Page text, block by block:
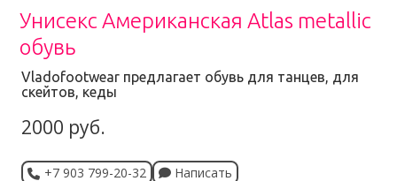
Унисекс Американская Atlas metallic
обувь
Vladofootwear предлагает обувь для танцев, для
скейтов, кеды
2000 руб.
+7 903 799-20-32 Написать